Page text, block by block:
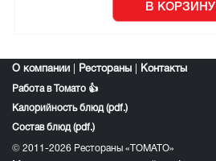
В КОРЗИНУ
О компании Рестораны Контакты
Работа в Томато 👍
Калорийность блюд (pdf.)
Состав блюд (pdf.)
© 2011-2026 Рестораны «ТОМАТО»